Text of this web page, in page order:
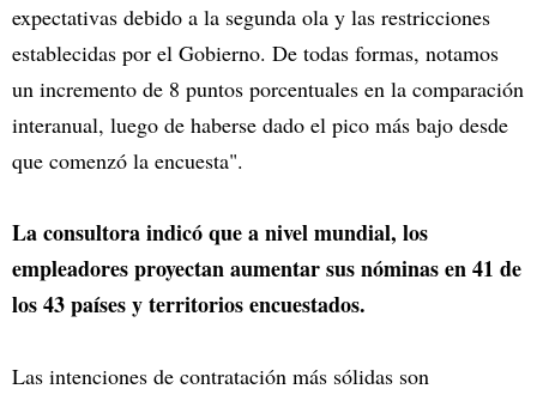
expectativas debido a la segunda ola y las restricciones
establecidas por el Gobierno. De todas formas, notamos
un incremento de 8 puntos porcentuales en la comparación
interanual, luego de haberse dado el pico más bajo desde
que comenzó la encuesta".
La consultora indicó que a nivel mundial, los
empleadores proyectan aumentar sus nóminas en 41 de
los 43 países y territorios encuestados.
Las intenciones de contratación más sólidas son